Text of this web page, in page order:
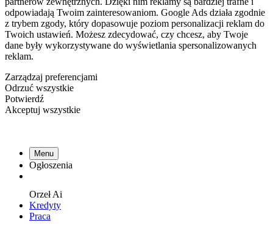
odpowiadają Twoim zainteresowaniom. Google Ads działa zgodnie
z trybem zgody, który dopasowuje poziom personalizacji reklam do
Twoich ustawień. Możesz zdecydować, czy chcesz, aby Twoje
dane były wykorzystywane do wyświetlania spersonalizowanych
reklam.
Zarządzaj preferencjami
Odrzuć wszystkie
Potwierdź
Akceptuj wszystkie
Menu
Ogłoszenia
OrzełAi
Kredyty
Praca